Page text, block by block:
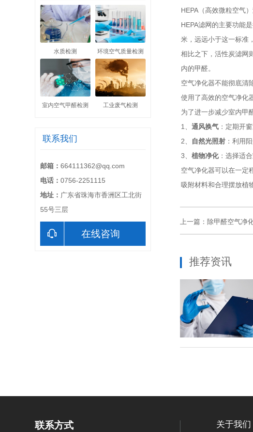
水质检测 环境空气质量检测
室内空气甲醛检测 工业废气检测
联系我们
邮箱： 664111362@qq.com
电话： 0756-2251115
地址： 广东省珠海市香洲区工北街
55号三层
在线咨询
HEPA（高效微粒空气
HEPA滤网的主要功能
米，远远小于这一标准
相比之下，活性炭滤网
内的甲醛。
空气净化器不能彻底清
使用了高效的空气净化
为了进一步减少室内甲
1、 通风换气 ：定期开
2、
自然光照射 ：利用
3、 植物净化：选择适
空气净化器可以在一定
吸附材料和合理摆放植
上一篇： 除甲醛空气净
推荐资讯
联系方式 关于我们